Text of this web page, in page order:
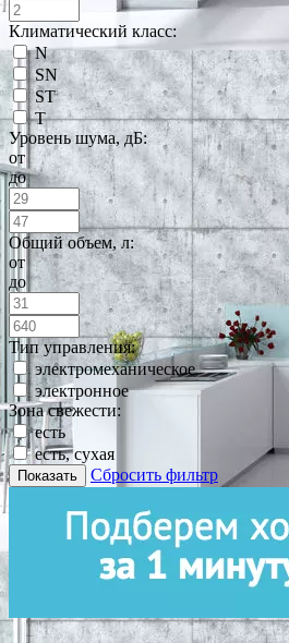
Климатический класс:
N
SN
ST
T
Уровень шума, дБ:
от
до
Общий объем, л:
от
до
Тип управления:
электромеханическое
электронное
Зона свежести:
есть
есть, сухая
Показать Сбросить фильтр